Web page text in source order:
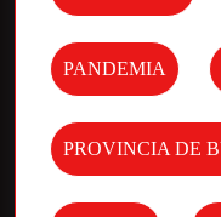
PANDEMIA
PROVINCIA DE